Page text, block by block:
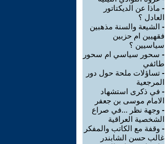
- ماذا عن الديكتاتور
العادل ؟
- الشيعة والسنة مذهبين
فقهيين ام حزبين
سياسيين ؟
- سحور سياسي ام سحور
طائفي
- تساؤلات ملحة حول دور
المرجعية
- في ذكرى استشهاد
الامام موسى بن جعفر
- وجهة نظر ...في صراع
الشخصية العراقية
- وقفة مع الكاتب والمفكر
غالب حسن الشابندر